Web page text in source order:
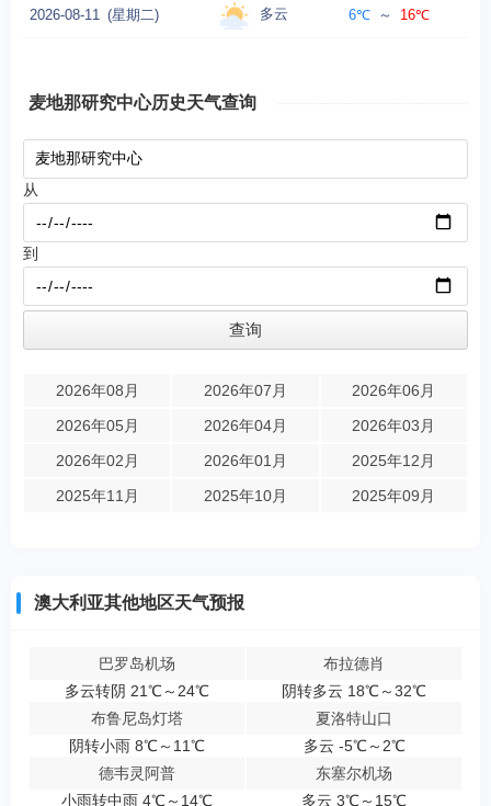
2026-08-11 (星期二) 多云 6℃ ～ 16℃
麦地那研究中心历史天气查询
从
到
2026年08月 2026年07月
2026年06月
2026年05月
2026年04月
2026年03月
2026年02月
2026年01月
2025年12月
2025年11月
2025年10月 2025年09月
澳大利亚其他地区天气预报
巴罗岛机场
多云转阴 21℃～24℃
布拉德肖
阴转多云 18℃～32℃
布鲁尼岛灯塔
阴转小雨 8℃～11℃
夏洛特山口
多云 -5℃～2℃
德韦灵阿普
小雨转中雨 4℃～14℃
东塞尔机场
多云 3℃～15℃